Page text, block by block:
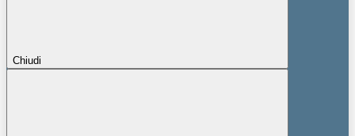
Chiudi